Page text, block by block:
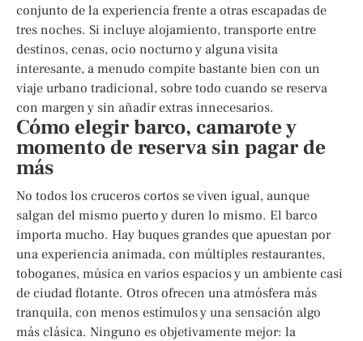
conjunto de la experiencia frente a otras escapadas de
tres noches. Si incluye alojamiento, transporte entre
destinos, cenas, ocio nocturno y alguna visita
interesante, a menudo compite bastante bien con un
viaje urbano tradicional, sobre todo cuando se reserva
con margen y sin añadir extras innecesarios.
Cómo elegir barco, camarote y
momento de reserva sin pagar de
más
No todos los cruceros cortos se viven igual, aunque
salgan del mismo puerto y duren lo mismo. El barco
importa mucho. Hay buques grandes que apuestan por
una experiencia animada, con múltiples restaurantes,
toboganes, música en varios espacios y un ambiente casi
de ciudad flotante. Otros ofrecen una atmósfera más
tranquila, con menos estímulos y una sensación algo
más clásica. Ninguno es objetivamente mejor: la